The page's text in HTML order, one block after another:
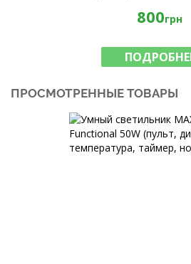
800грн
ПРОСМОТРЕННЫЕ ТОВАРЫ